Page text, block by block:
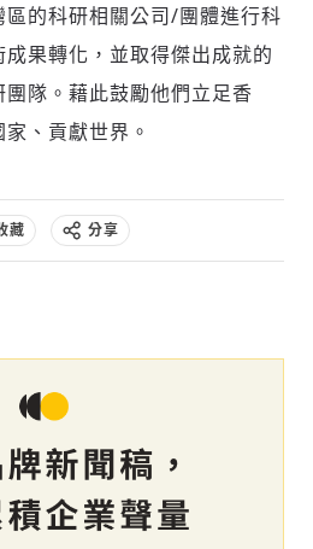
的科研相關公司/團體進行科
果轉化，並取得傑出成就的
隊。藉此鼓勵他們立足香
、貢獻世界。
藏 分享